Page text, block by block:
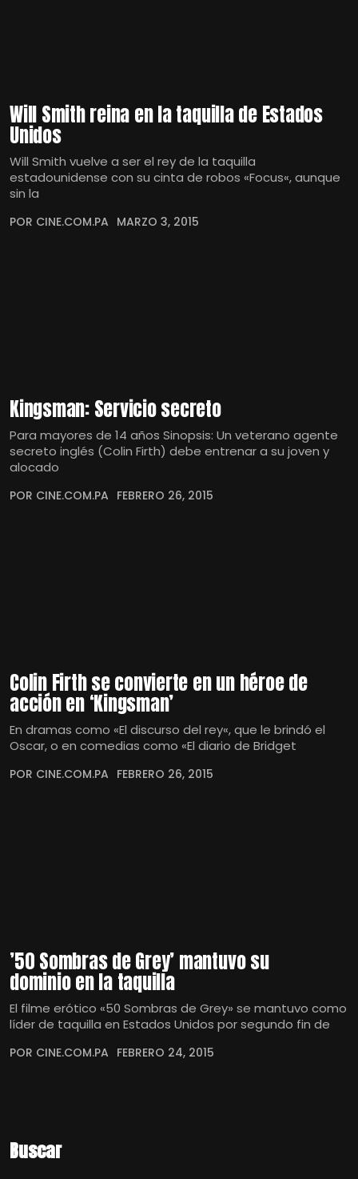
Will Smith reina en la taquilla de Estados
Unidos
Will Smith vuelve a ser el rey de la taquilla
estadounidense con su cinta de robos «Focus«, aunque
sin la
POR CINE.COM.PA MARZO 3, 2015
Kingsman: Servicio secreto
Para mayores de 14 años Sinopsis: Un veterano agente
secreto inglés (Colin Firth) debe entrenar a su joven y
alocado
POR CINE.COM.PA FEBRERO 26, 2015
Colin Firth se convierte en un héroe de
acción en ‘Kingsman’
En dramas como «El discurso del rey«, que le brindó el
Oscar, o en comedias como «El diario de Bridget
POR CINE.COM.PA FEBRERO 26, 2015
’50 Sombras de Grey’ mantuvo su
dominio en la taquilla
El filme erótico «50 Sombras de Grey» se mantuvo como
líder de taquilla en Estados Unidos por segundo fin de
POR CINE.COM.PA FEBRERO 24, 2015
Buscar